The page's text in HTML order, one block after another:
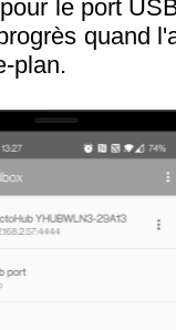
le port
quand
plan.